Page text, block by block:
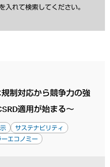
れて検索してください。
制対応から競争力の強
適用が始まる～
サステナビリティ
エコノミー